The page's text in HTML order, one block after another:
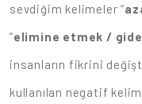
sevdiğim kelimeler “
“elimine etmek /
insanların fikrini
kullanılan negatif